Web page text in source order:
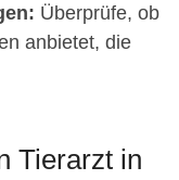
Überprüfe, ob
anbietet, die
Tierarzt in